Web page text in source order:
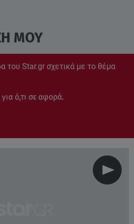
ΜΟΥ
του Star.gr σχετικά με το θέμα
ό,τι σε αφορά.